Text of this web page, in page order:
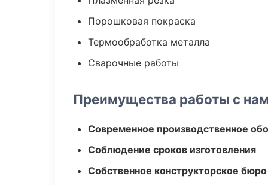
Порошковая покраска
Термообработка металла
Сварочные работы
Преимущества работы с
Современное производственное
Соблюдение сроков изготовления
Собственное конструкторское бюро